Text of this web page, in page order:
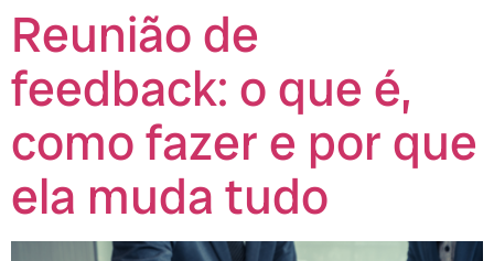
Reunião de
feedback: o que é,
como fazer e por que
ela muda tudo